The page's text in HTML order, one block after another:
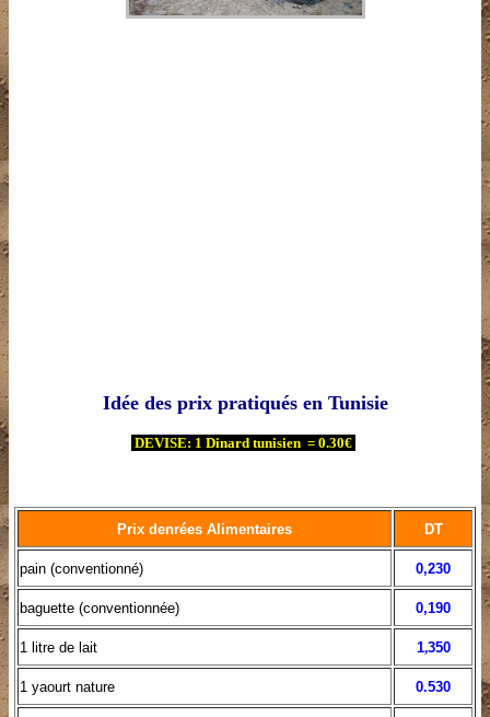
Idée des prix pratiqués en Tunisie
DEVISE: 1 Dinard tunisien = 0.30€
Prix denrées Alimentaires DT
pain (conventionné) 0,230
baguette (conventionnée) 0,190
1 litre de lait 1,350
1 yaourt nature 0.530